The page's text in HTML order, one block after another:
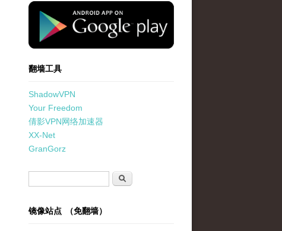
standard-icon-googleplay-app-store.png
翻墙工具
ShadowVPN
Your Freedom
倩影VPN网络加速器
XX-Net
GranGorz
搜索
镜像站点 （免翻墙）